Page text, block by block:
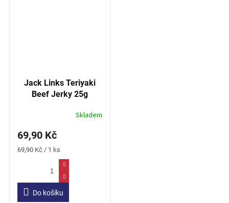
Jack Links Teriyaki
Beef Jerky 25g
Skladem
69,90 Kč
Měrná
69,90 Kč / 1 ks
Do košíku